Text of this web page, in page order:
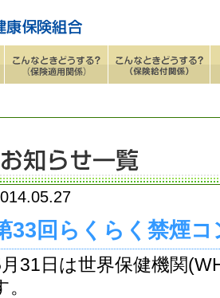
33回らくらく禁煙
31日は世界保健機関
。